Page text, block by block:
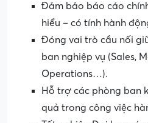
Đảm bảo báo cáo
hiểu – có tính hành
Đóng vai trò cầu nối
ban nghiệp vụ (Sales,
Operations…).
Hỗ trợ các phòng ban
quả trong công việc